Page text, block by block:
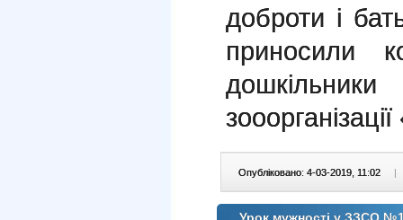
доброти і
приносили
Опубліковано: 4-03-2019, 11:02 |